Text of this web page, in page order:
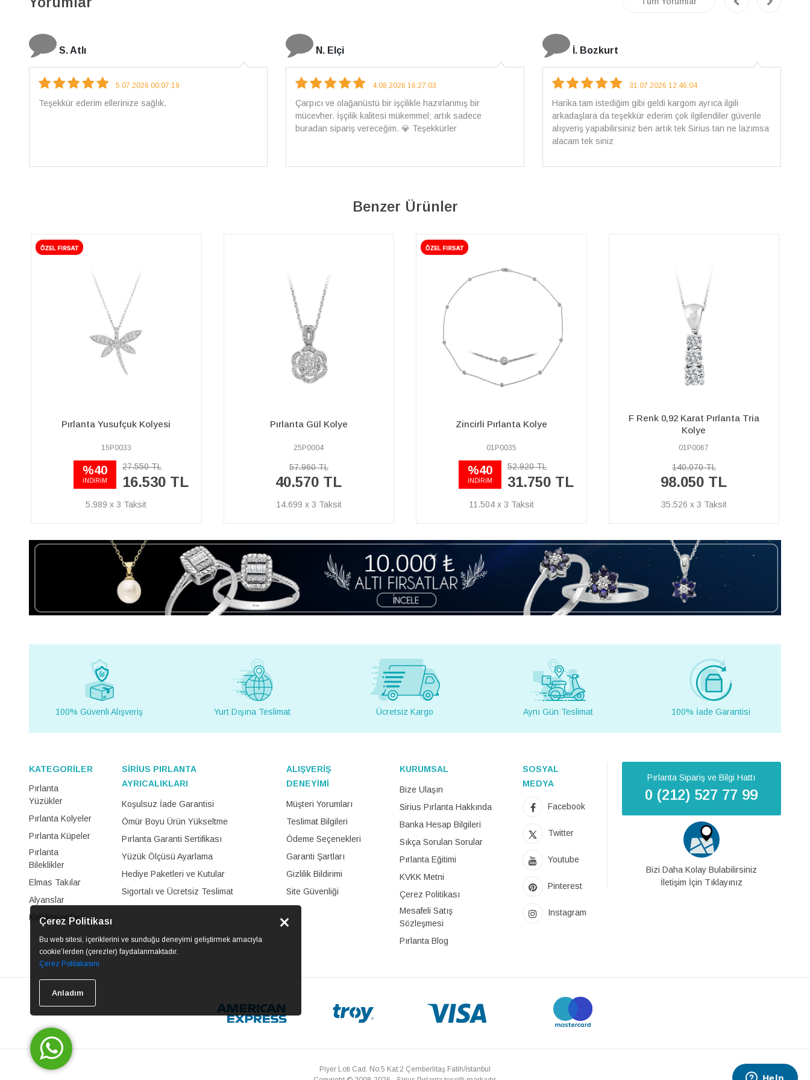
Çerez Politikası
Bu web sitesi, içeriklerini ve sunduğu deneyimi geliştirmek amacıyla
cookie’lerden (çerezler) faydalanmaktadır.
Çerez Politakasını
Anladım
N. Elçi
4.08.2026 16:27:03
Çarpıcı ve olağanüstü bir işçilikle hazırlanmış bir
İ. Bozkurt
31.07.2026 12:46:04
Harika tam istediğim gibi geldi kargom ayrıca ilgili
arkadaşlara da teşekkür ederim çok ilgilendiler güvenle
alışveriş yapabilirsiniz ben artık tek Sirius tan ne lazımsa
E.T
18.07.2026 12:38:01
Pirlantami teslim alana kadar tüm surecte bilgilendirildim,
güvenli bir alisveris oldu benim icin ve paketleme özenle
yapilmisti sorunsuz bir sekilde pirlantami takiyorum. Yeni
alisveris adresim artik belli.🤩 Tesekkurler Sirius
Benzer Ürünler
Pırlanta Gül Kolye
25P0004
57.960 TL
40.570 TL
14.699 x 3
Zincirli Pırlanta Kolye
01P0035
%40
İNDİRİM
52.920 TL
31.750 TL
11.504 x 3
Kolye
01P0067
140.070 TL
98.050 TL
35.526 x 3
Pırlanta Taşlı 7S Kolye
07P0015
51.450 TL
36.020 TL
13.051 x 3
100% Güvenli Alışveriş Yurt Dışına Teslimat Ücretsiz Kargo Aynı Gün Teslimat 100% İade Garantisi
KATEGORİLER
Pırlanta
Yüzükler
Pırlanta Kolyeler
Pırlanta Küpeler
Pırlanta
Bileklikler
Elmas Takılar
Alyanslar
Koleksiyonlar
SİRİUS PIRLANTA
AYRICALIKLARI
Koşulsuz İade Garantisi
Ömür Boyu Ürün Yükseltme
Pırlanta Garanti Sertifikası
Yüzük Ölçüsü Ayarlama
Hediye Paketleri ve Kutular
Sigortalı ve Ücretsiz Teslimat
ALIŞVERİŞ
DENEYİMİ
Müşteri Yorumları
Teslimat Bilgileri
Ödeme Seçenekleri
Garanti Şartları
Gizlilik Bildirimi
Site Güvenliği
KURUMSAL
Bize Ulaşın
Sirius Pırlanta Hakkında
Banka Hesap Bilgileri
Sıkça Sorulan Sorular
Pırlanta Eğitimi
KVKK Metni
Çerez Politikası
Mesafeli Satış
Sözleşmesi
Pırlanta Blog
SOSYAL
MEDYA
Facebook
Twitter
Youtube
Pinterest
Instagram
Pırlanta Sipariş ve Bilgi Hattı
0 (212) 527 77 99
Bizi Daha Kolay Bulabilirsiniz
İletişim İçin Tıklayınız
Piyer Loti Cad. No:5 Kat:2 Çemberlitaş Fatih/İstanbul